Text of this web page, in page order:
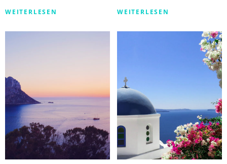
WEITERLESEN WEITERLESEN